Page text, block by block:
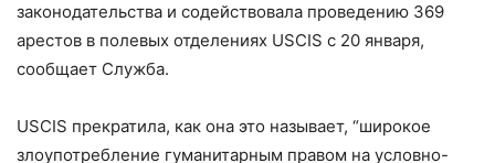
законодательства и содействовала проведению 369
арестов в полевых отделениях USCIS с 20 января,
сообщает Служба.
USCIS прекратила, как она это называет, “широкое
злоупотребление гуманитарным правом на условно-